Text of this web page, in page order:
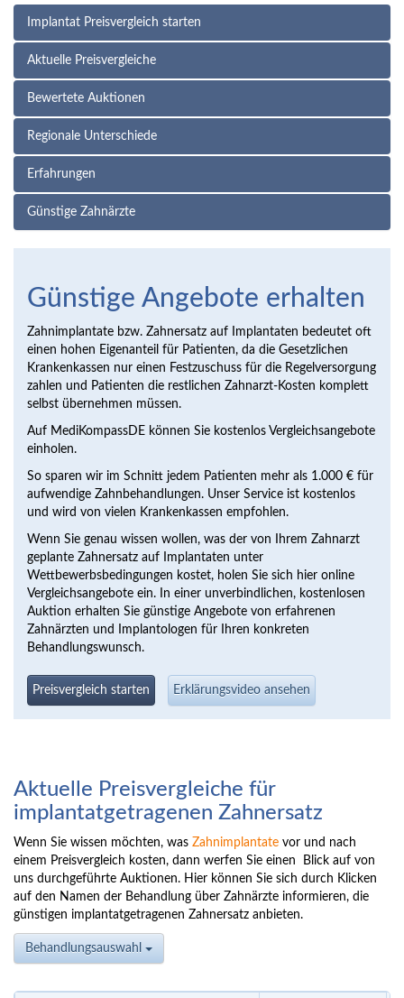
Implantat Preisvergleich starten
Aktuelle Preisvergleiche
Bewertete Auktionen
Regionale Unterschiede
Erfahrungen
Günstige Zahnärzte
Günstige Angebote erhalten
Zahnimplantate bzw. Zahnersatz auf Implantaten bedeutet oft
einen hohen Eigenanteil für Patienten, da die Gesetzlichen
Krankenkassen nur einen Festzuschuss für die Regelversorgung
zahlen und Patienten die restlichen Zahnarzt-Kosten komplett
selbst übernehmen müssen.
Auf MediKompassDE können Sie kostenlos Vergleichsangebote
einholen.
So sparen wir im Schnitt jedem Patienten mehr als 1.000 € für
aufwendige Zahnbehandlungen. Unser Service ist kostenlos
und wird von vielen Krankenkassen empfohlen.
Wenn Sie genau wissen wollen, was der von Ihrem Zahnarzt
geplante Zahnersatz auf Implantaten unter
Wettbewerbsbedingungen kostet, holen Sie sich hier online
Vergleichsangebote ein. In einer unverbindlichen, kostenlosen
Auktion erhalten Sie günstige Angebote von erfahrenen
Zahnärzten und Implantologen für Ihren konkreten
Behandlungswunsch.
Preisvergleich starten Erklärungsvideo ansehen
Aktuelle Preisvergleiche für
implantatgetragenen Zahnersatz
Wenn Sie wissen möchten, was Zahnimplantate vor und nach
einem Preisvergleich kosten, dann werfen Sie einen Blick auf von
uns durchgeführte Auktionen. Hier können Sie sich durch Klicken
auf den Namen der Behandlung über Zahnärzte informieren, die
günstigen implantatgetragenen Zahnersatz anbieten.
Behandlungsauswahl